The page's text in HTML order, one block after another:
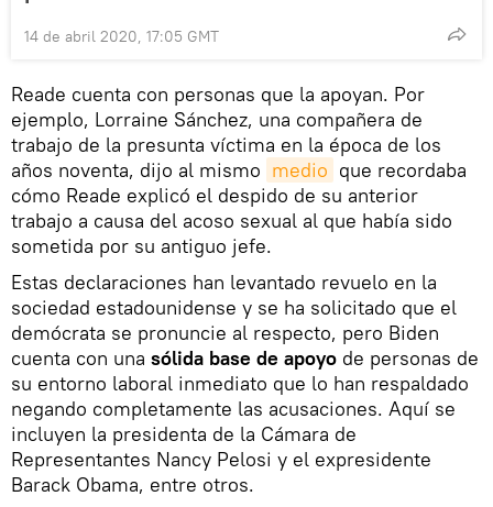
14 de abril 2020, 17:05 GMT
Reade cuenta con personas que la apoyan. Por
ejemplo, Lorraine Sánchez, una compañera de
trabajo de la presunta víctima en la época de los
años noventa, dijo al mismo medio que recordaba
cómo Reade explicó el despido de su anterior
trabajo a causa del acoso sexual al que había sido
sometida por su antiguo jefe.
Estas declaraciones han levantado revuelo en la
sociedad estadounidense y se ha solicitado que el
demócrata se pronuncie al respecto, pero Biden
cuenta con una sólida base de apoyo de personas de
su entorno laboral inmediato que lo han respaldado
negando completamente las acusaciones. Aquí se
incluyen la presidenta de la Cámara de
Representantes Nancy Pelosi y el expresidente
Barack Obama, entre otros.